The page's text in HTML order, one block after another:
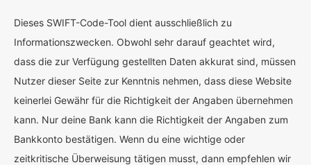
Dieses SWIFT-Code-Tool dient ausschließlich zu
Informationszwecken. Obwohl sehr darauf geachtet wird,
dass die zur Verfügung gestellten Daten akkurat sind, müssen
Nutzer dieser Seite zur Kenntnis nehmen, dass diese Website
keinerlei Gewähr für die Richtigkeit der Angaben übernehmen
kann. Nur deine Bank kann die Richtigkeit der Angaben zum
Bankkonto bestätigen. Wenn du eine wichtige oder
zeitkritische Überweisung tätigen musst, dann empfehlen wir